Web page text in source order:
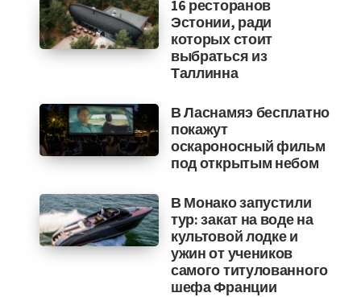
16 ресторанов
Эстонии, ради
которых стоит
выбраться из
Таллинна
В Ласнамяэ бесплатно
покажут
оскароносный фильм
под открытым небом
В Монако запустили
тур: закат на воде на
культовой лодке и
ужин от учеников
самого титулованного
шефа Франции